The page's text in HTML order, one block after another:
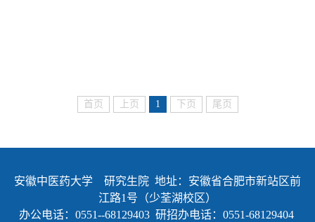
首页 上页 1 下页 尾页
安徽中医药大学 研究生院 地址：安徽省合肥市新站区前
江路1号（少荃湖校区）
办公电话：0551--68129403 研招办电话：0551-68129404